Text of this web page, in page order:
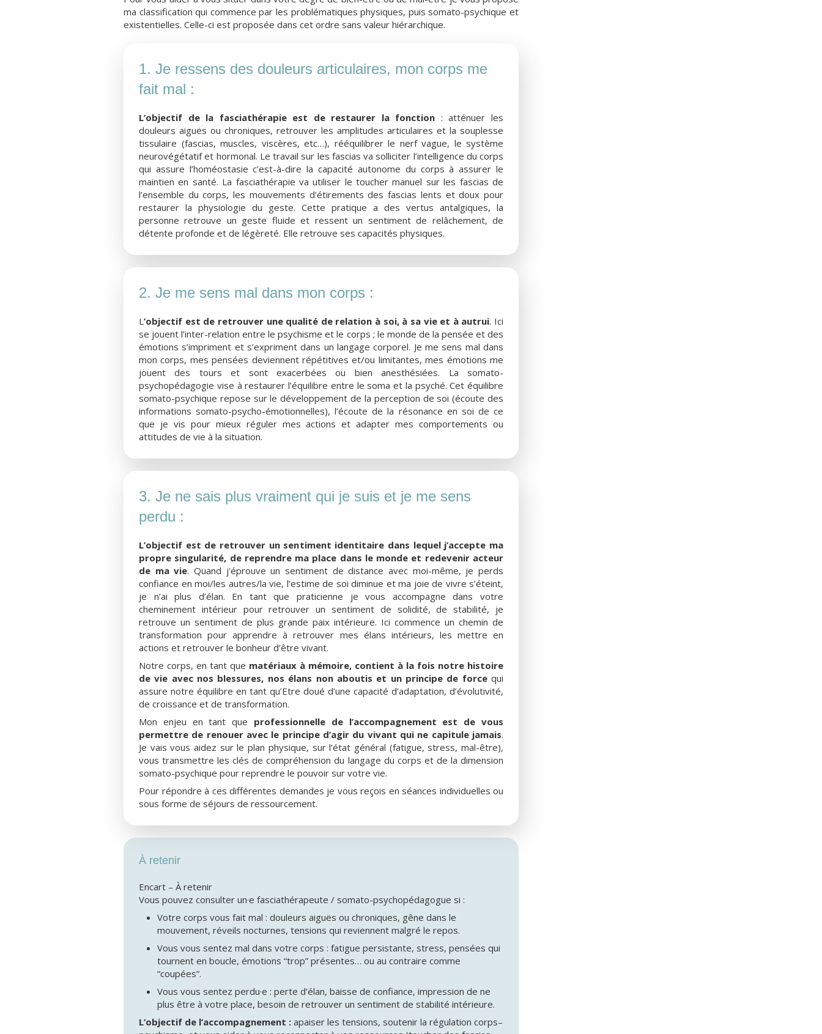
ma classification qui commence par les problématiques physiques, puis somato-psychique et
existentielles. Celle-ci est proposée dans cet ordre sans valeur hiérarchique.
1. Je ressens des douleurs articulaires, mon corps me
fait mal :
L’objectif de la fasciathérapie est de restaurer la fonction : atténuer les
douleurs aiguës ou chroniques, retrouver les amplitudes articulaires et la souplesse
tissulaire (fascias, muscles, viscères, etc…), rééquilibrer le nerf vague, le système
neurovégétatif et hormonal. Le travail sur les fascias va solliciter l’intelligence du corps
qui assure l’homéostasie c’est-à-dire la capacité autonome du corps à assurer le
maintien en santé. La fasciathérapie va utiliser le toucher manuel sur les fascias de
l’ensemble du corps, les mouvements d’étirements des fascias lents et doux pour
restaurer la physiologie du geste. Cette pratique a des vertus antalgiques, la
personne retrouve un geste fluide et ressent un sentiment de relâchement, de
détente profonde et de légèreté. Elle retrouve ses capacités physiques.
2. Je me sens mal dans mon corps :
L ’objectif est de retrouver une qualité de relation à soi, à sa vie et à autrui. Ici
se jouent l’inter-relation entre le psychisme et le corps ; le monde de la pensée et des
émotions s’impriment et s’expriment dans un langage corporel. Je me sens mal dans
mon corps, mes pensées deviennent répétitives et/ou limitantes, mes émotions me
jouent des tours et sont exacerbées ou bien anesthésiées. La somato-
psychopédagogie vise à restaurer l’équilibre entre le soma et la psyché. Cet équilibre
somato-psychique repose sur le développement de la perception de soi (écoute des
informations somato-psycho-émotionnelles), l’écoute de la résonance en soi de ce
que je vis pour mieux réguler mes actions et adapter mes comportements ou
attitudes de vie à la situation.
3. Je ne sais plus vraiment qui je suis et je me sens
perdu :
L’objectif est de retrouver un sentiment identitaire dans lequel j’accepte ma
propre singularité, de reprendre ma place dans le monde et redevenir acteur
de ma vie. Quand j'éprouve un sentiment de distance avec moi-même, je perds
confiance en moi/les autres/la vie, l’estime de soi diminue et ma joie de vivre s’éteint,
je n’ai plus d’élan. En tant que praticienne je vous accompagne dans votre
cheminement intérieur pour retrouver un sentiment de solidité, de stabilité, je
retrouve un sentiment de plus grande paix intérieure. Ici commence un chemin de
transformation pour apprendre à retrouver mes élans intérieurs, les mettre en
actions et retrouver le bonheur d’être vivant.
Notre corps, en tant que matériaux à mémoire, contient à la fois notre histoire
de vie avec nos blessures, nos élans non aboutis et un principe de forcequi
assure notre équilibre en tant qu’Etre doué d’une capacité d’adaptation, d’évolutivité,
de croissance et de transformation.
Mon enjeu en tant que professionnelle de l’accompagnement est de vous
permettre de renouer avec le principe d’agir du vivant qui ne capitule jamais.
Je vais vous aidez sur le plan physique, sur l’état général (fatigue, stress, mal-être),
vous transmettre les clés de compréhension du langage du corps et de la dimension
somato-psychique pour reprendre le pouvoir sur votre vie.
Pour répondre à ces différentes demandes je vous reçois en séances individuelles ou
sous forme de séjours de ressourcement.
À retenir
Encart – À retenir
Vous pouvez consulter un·e fasciathérapeute / somato-psychopédagogue si :
Votre corps vous fait mal : douleurs aiguës ou chroniques, gêne dans le
mouvement, réveils nocturnes, tensions qui reviennent malgré le repos.
Vous vous sentez mal dans votre corps : fatigue persistante, stress, pensées qui
tournent en boucle, émotions “trop” présentes… ou au contraire comme
“coupées”.
Vous vous sentez perdu·e : perte d’élan, baisse de confiance, impression de ne
plus être à votre place, besoin de retrouver un sentiment de stabilité intérieure.
L’objectif de l’accompagnement : apaiser les tensions, soutenir la régulation corps–